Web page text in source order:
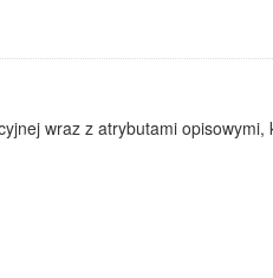
wraz z atrybutami opisowymi,